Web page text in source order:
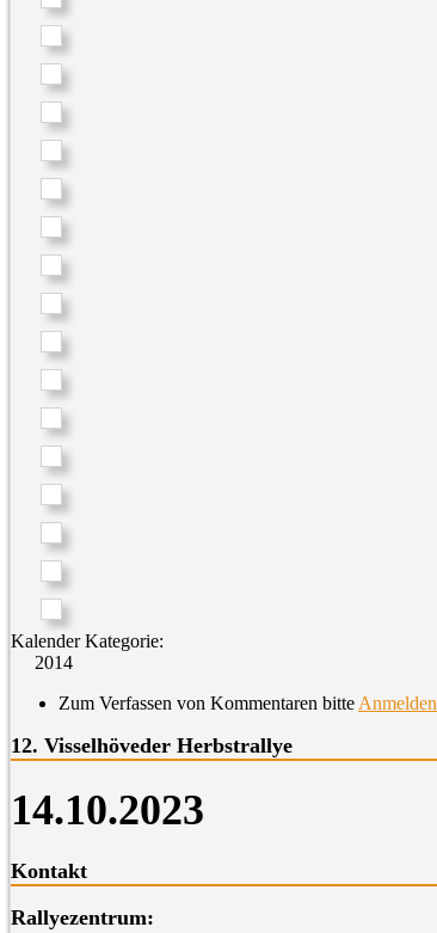
Kalender Kategorie:
2014
Zum Verfassen von Kommentaren bitte Anmelden
12. Visselhöveder Herbstrallye
14.10.2023
Kontakt
Rallyezentrum: